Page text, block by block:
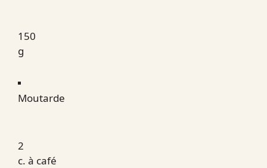
150
g
Moutarde
2
c. à café